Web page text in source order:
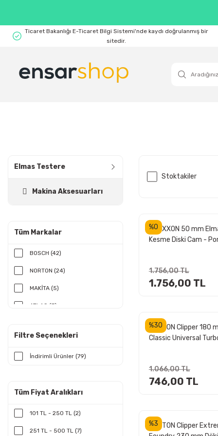
Ticaret Bakanlığı E-Ticaret Bilgi Sistemi'nde kaydı doğrulanmış bir
sitedir.
Elmas Testere
Makina Aksesuarları
Tüm Markalar
BOSCH (42)
NORTON (24)
MAKİTA (5)
ATLAS (3)
BOSCH Yeşil Seri (1)
GFB (1)
Filtre Seçenekleri
İndirimli Ürünler (79)
Tüm Fiyat Aralıkları
101 TL - 250 TL (2)
251 TL - 500 TL (7)
Stoktakiler
%0
PROXXON 50 mm
Kesme Diski Cam -
1.756,00 TL
1.756,00 TL
%30
NORTON Clipper 180
Classic Universal
1.066,00 TL
746,00 TL
%3
NORTON Clipper